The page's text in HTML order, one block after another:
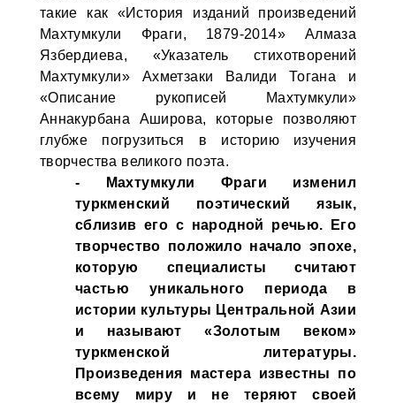
такие как «История изданий произведений
Махтумкули Фраги, 1879-2014» Алмаза
Язбердиева, «Указатель стихотворений
Махтумкули» Ахметзаки Валиди Тогана и
«Описание рукописей Махтумкули»
Аннакурбана Аширова, которые позволяют
глубже погрузиться в историю изучения
творчества великого поэта.
- Махтумкули Фраги изменил
туркменский поэтический язык,
сблизив его с народной речью. Его
творчество положило начало эпохе,
которую специалисты считают
частью уникального периода в
истории культуры Центральной Азии
и называют «Золотым веком»
туркменской литературы.
Произведения мастера известны по
всему миру и не теряют своей